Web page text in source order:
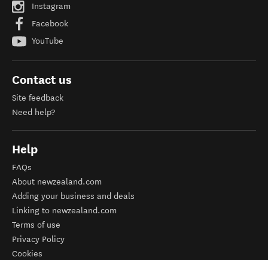
Instagram
Facebook
YouTube
Contact us
Site feedback
Need help?
Help
FAQs
About newzealand.com
Adding your business and deals
Linking to newzealand.com
Terms of use
Privacy Policy
Cookies